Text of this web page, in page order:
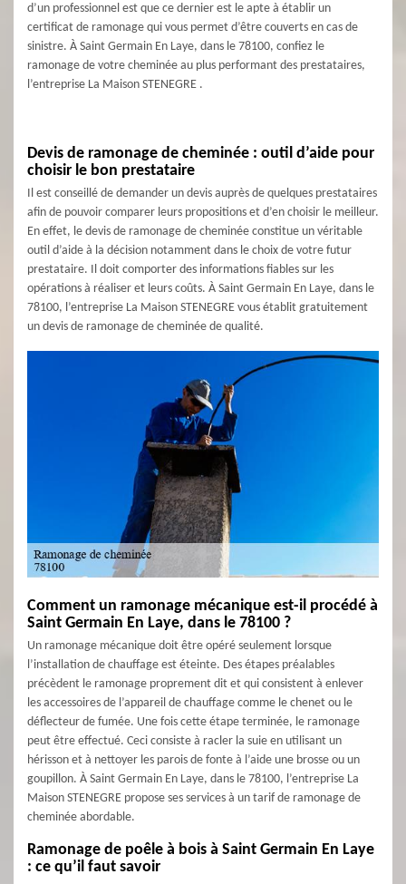
d’un professionnel est que ce dernier est le apte à établir un
certificat de ramonage qui vous permet d’être couverts en cas de
sinistre. À Saint Germain En Laye, dans le 78100, confiez le
ramonage de votre cheminée au plus performant des prestataires,
l’entreprise La Maison STENEGRE .
Devis de ramonage de cheminée : outil d’aide pour
choisir le bon prestataire
Il est conseillé de demander un devis auprès de quelques prestataires
afin de pouvoir comparer leurs propositions et d’en choisir le meilleur.
En effet, le devis de ramonage de cheminée constitue un véritable
outil d’aide à la décision notamment dans le choix de votre futur
prestataire. Il doit comporter des informations fiables sur les
opérations à réaliser et leurs coûts. À Saint Germain En Laye, dans le
78100, l’entreprise La Maison STENEGRE vous établit gratuitement
un devis de ramonage de cheminée de qualité.
Comment un ramonage mécanique est-il procédé à
Saint Germain En Laye, dans le 78100 ?
Un ramonage mécanique doit être opéré seulement lorsque
l’installation de chauffage est éteinte. Des étapes préalables
précèdent le ramonage proprement dit et qui consistent à enlever
les accessoires de l’appareil de chauffage comme le chenet ou le
déflecteur de fumée. Une fois cette étape terminée, le ramonage
peut être effectué. Ceci consiste à racler la suie en utilisant un
hérisson et à nettoyer les parois de fonte à l’aide une brosse ou un
goupillon. À Saint Germain En Laye, dans le 78100, l’entreprise La
Maison STENEGRE propose ses services à un tarif de ramonage de
cheminée abordable.
Ramonage de poêle à bois à Saint Germain En Laye
: ce qu’il faut savoir